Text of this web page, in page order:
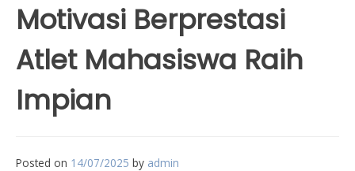
Motivasi Berprestasi
Atlet Mahasiswa Raih
Impian
Posted on 14/07/2025 by admin